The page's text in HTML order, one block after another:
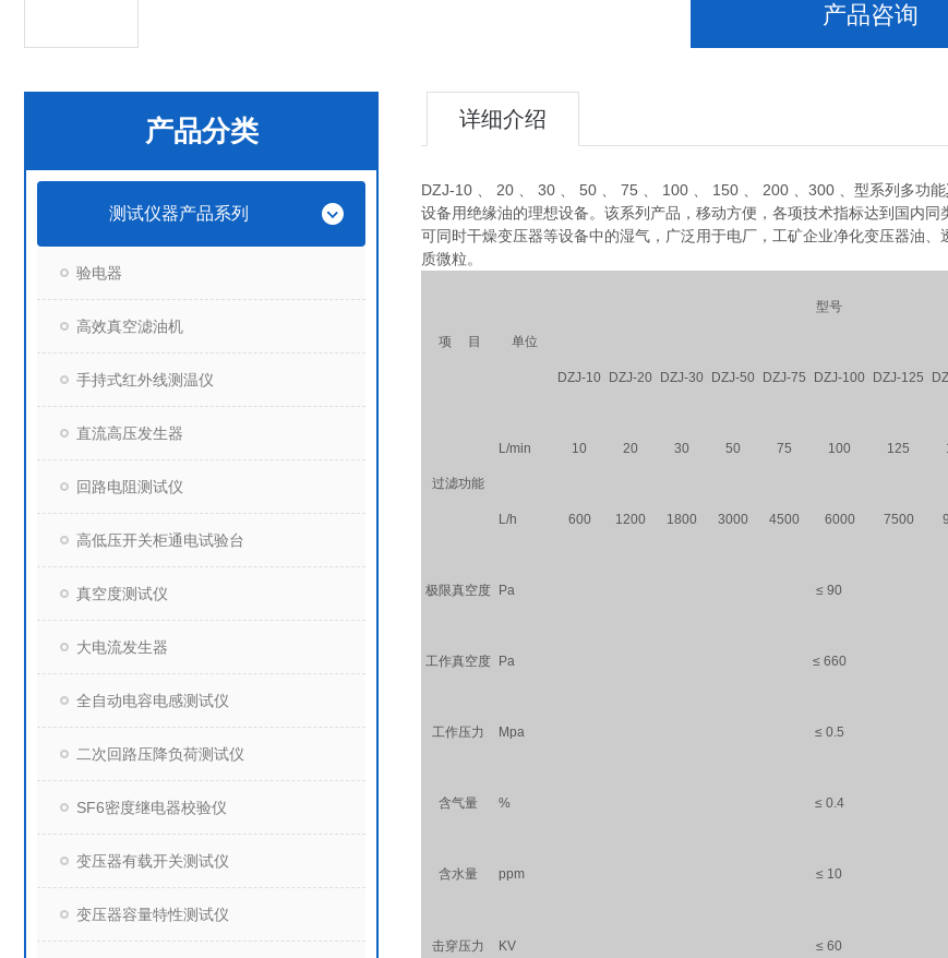
产品咨询
产品分类
测试仪器产品系列
验电器
高效真空滤油机
手持式红外线测温仪
直流高压发生器
回路电阻测试仪
高低压开关柜通电试验台
真空度测试仪
大电流发生器
全自动电容电感测试仪
二次回路压降负荷测试仪
SF6密度继电器校验仪
变压器有载开关测试仪
变压器容量特性测试仪
详细介绍
DZJ-10 、 20 、 30 、 50 、 75 、 100 、 150 、 200 、300 、型系列多功能
设备用绝缘油的理想设备。该系列产品，移动方便，各项技术指标达到国内
可同时干燥变压器等设备中的湿气，广泛用于电厂，工矿企业净化变压器油
质微粒。
项 目 单位
型号
DZJ-10 DZJ-20 DZJ-30 DZJ-50 DZJ-75 DZJ-100 DZJ-125
过滤功能
L/min 10 20 30 50 75 100 125
L/h 600 1200 1800 3000 4500 6000 7500
极限真空度 Pa ≤ 90
工作真空度 Pa ≤ 660
工作压力 Mpa ≤ 0.5
含气量 % ≤ 0.4
含水量 ppm ≤ 10
击穿压力 KV ≤ 60